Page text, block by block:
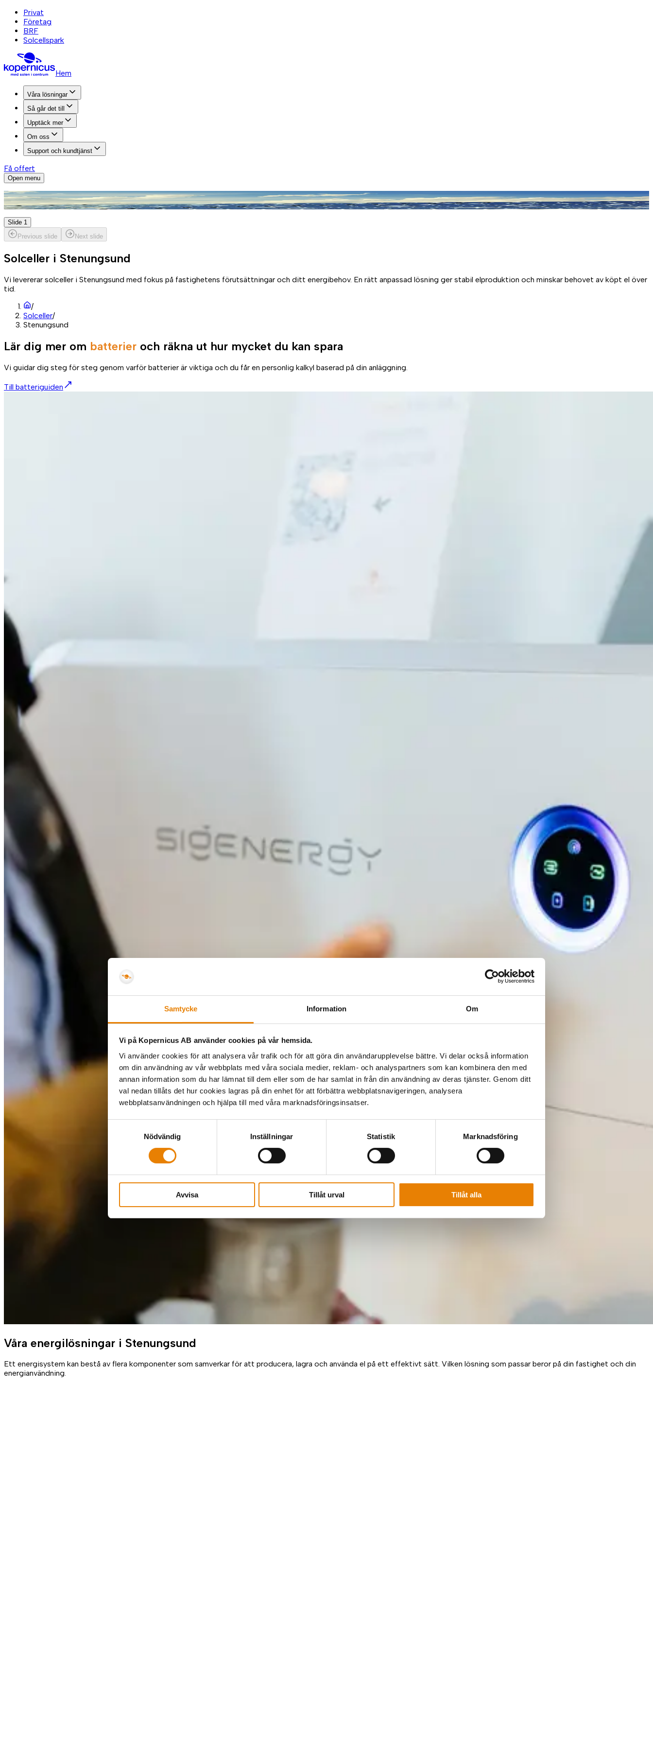
Samtycke Information Om
Vi på Kopernicus AB använder cookies på vår hemsida.
Vi använder cookies för att analysera vår trafik och för att göra din användarupplevelse bättre. Vi delar också information
om din användning av vår webbplats med våra sociala medier, reklam- och analyspartners som kan kombinera den med
annan information som du har lämnat till dem eller som de har samlat in från din användning av deras tjänster. Genom ditt
val nedan tillåts det hur cookies lagras på din enhet för att förbättra webbplatsnavigeringen, analysera
webbplatsanvändningen och hjälpa till med våra marknadsföringsinsatser.
Nödvändig
Inställningar Statistik Marknadsföring
Avvisa Tillåt urval Tillåt alla
Privat
Företag
BRF
Solcellspark
Hem
Våra lösningar
Så går det till
Upptäck mer
Om oss
Support och kundtjänst
Få offert
Open menu
Slide 1
Previous slide
Next slide
Solceller i Stenungsund
Vi levererar solceller i Stenungsund med fokus på fastighetens förutsättningar och ditt energibehov. En rätt anpassad lösning ger stabil elproduktion och minskar behovet av köpt el över
tid.
/
Solceller/
Stenungsund
Lär dig mer om batterier och räkna ut hur mycket du kan spara
Vi guidar dig steg för steg genom varför batterier är viktiga och du får en personlig kalkyl baserad på din anläggning.
Till batteriguiden
Våra energilösningar i Stenungsund
Ett energisystem kan bestå av flera komponenter som samverkar för att producera, lagra och använda el på ett effektivt sätt. Vilken lösning som passar beror på din fastighet och din
energianvändning.